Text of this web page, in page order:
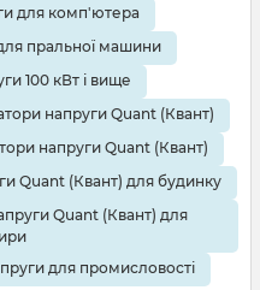
для комп'ютера
пральної машини
100 кВт і вище
напруги Quant (Квант)
напруги Quant (Квант)
Quant (Квант) для будинку
Quant (Квант) для
для промисловості